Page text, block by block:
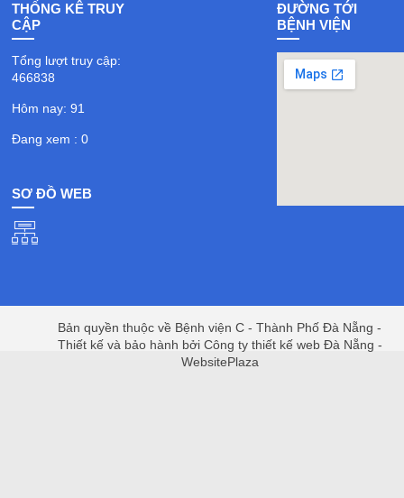
THỐNG KÊ TRUY
CẬP
Tổng lượt truy cập:
466838
Hôm nay: 91
Đang xem : 0
SƠ ĐỒ WEB
ĐƯỜNG TỚI
BỆNH VIỆN
Bản quyền thuộc về Bệnh viện C - Thành Phố Đà Nẵng -
Thiết kế và bảo hành bởi Công ty thiết kế web Đà Nẵng -
WebsitePlaza